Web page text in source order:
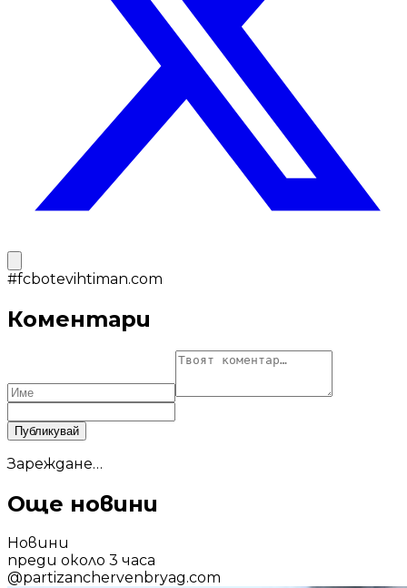
#fcbotevihtiman.com
Коментари
Публикувай
Зареждане…
Още новини
Новини
преди около 3 часа
@partizanchervenbryag.com